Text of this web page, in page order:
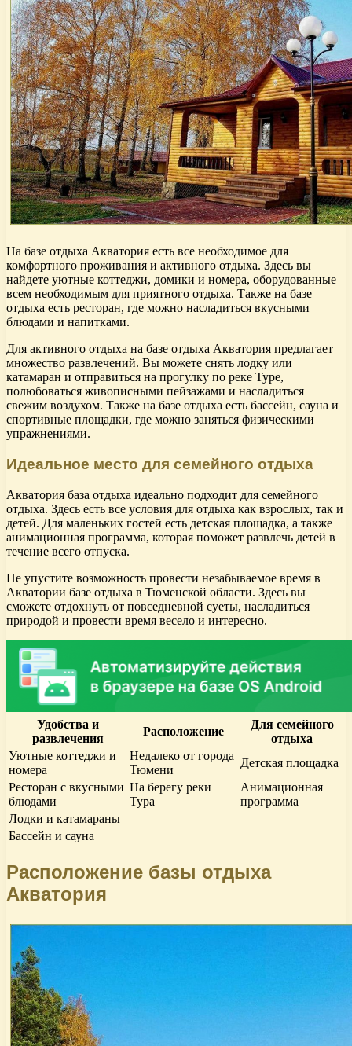
На базе отдыха Акватория есть все необходимое для
комфортного проживания и активного отдыха. Здесь вы
найдете уютные коттеджи, домики и номера, оборудованные
всем необходимым для приятного отдыха. Также на базе
отдыха есть ресторан, где можно насладиться вкусными
блюдами и напитками.
Для активного отдыха на базе отдыха Акватория предлагает
множество развлечений. Вы можете снять лодку или
катамаран и отправиться на прогулку по реке Туре,
полюбоваться живописными пейзажами и насладиться
свежим воздухом. Также на базе отдыха есть бассейн, сауна и
спортивные площадки, где можно заняться физическими
упражнениями.
Идеальное место для семейного отдыха
Акватория база отдыха идеально подходит для семейного
отдыха. Здесь есть все условия для отдыха как взрослых, так и
детей. Для маленьких гостей есть детская площадка, а также
анимационная программа, которая поможет развлечь детей в
течение всего отпуска.
Не упустите возможность провести незабываемое время в
Акватории базе отдыха в Тюменской области. Здесь вы
сможете отдохнуть от повседневной суеты, насладиться
природой и провести время весело и интересно.
Удобства и
развлечения
Расположение
Для семейного
отдыха
Уютные коттеджи и
номера
Недалеко от города
Тюмени
Детская площадка
Ресторан с вкусными
блюдами
На берегу реки
Тура
Анимационная
программа
Лодки и катамараны
Бассейн и сауна
Расположение базы отдыха
Акватория